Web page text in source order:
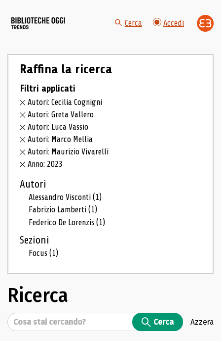
Cerca Accedi
Raffina la ricerca
Filtri applicati
Autori: Cecilia Cognigni
Autori: Greta Vallero
Autori: Luca Vassio
Autori: Marco Mellia
Autori: Maurizio Vivarelli
Anno: 2023
Autori
Alessandro Visconti(1)
Fabrizio Lamberti(1)
Federico De Lorenzis(1)
Sezioni
Focus(1)
Ricerca
Cerca Cerca Azzera